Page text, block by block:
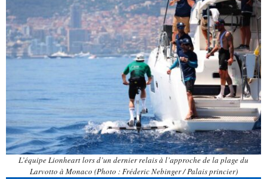
L’équipe Lionheart lors d’un dernier relais à l’approche de la plage du
Larvotto à Monaco (Photo : Fréderic Nebinger / Palais princier)